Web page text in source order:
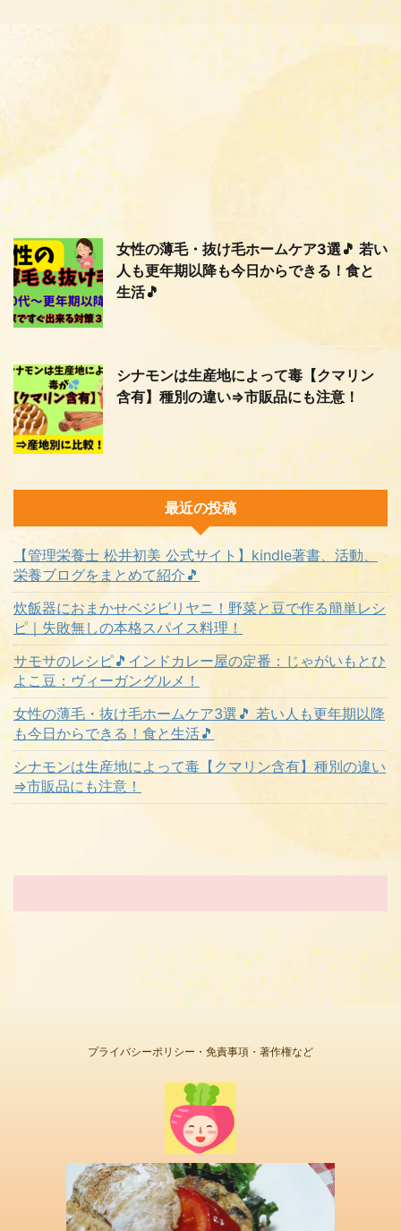
女性の薄毛・抜け毛ホームケア3選🎵 若い
人も更年期以降も今日からできる！食と
生活🎵
シナモンは生産地によって毒【クマリン
含有】種別の違い⇒市販品にも注意！
最近の投稿
【管理栄養士 松井初美 公式サイト】kindle著書、活動、
栄養ブログをまとめて紹介🎵
炊飯器におまかせベジビリヤニ！野菜と豆で作る簡単レシ
ピ｜失敗無しの本格スパイス料理！
サモサのレシピ🎵インドカレー屋の定番：じゃがいもとひ
よこ豆：ヴィーガングルメ！
女性の薄毛・抜け毛ホームケア3選🎵 若い人も更年期以降
も今日からできる！食と生活🎵
シナモンは生産地によって毒【クマリン含有】種別の違い
⇒市販品にも注意！
プライバシーポリシー・免責事項・著作権など